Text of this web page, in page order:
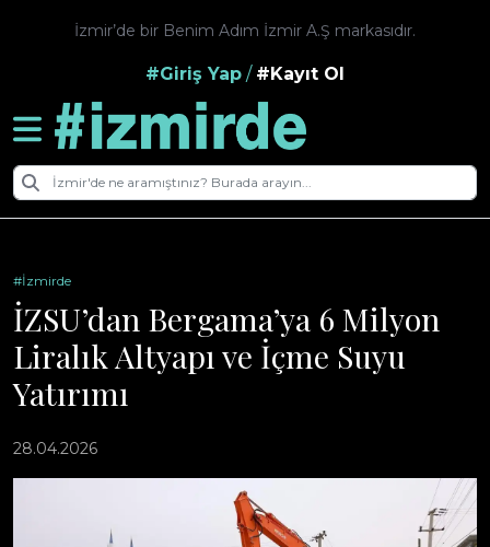
İzmir’de bir Benim Adım İzmir A.Ş markasıdır.
#Giriş Yap / #Kayıt Ol
#İzmirde
İZSU’dan Bergama’ya 6 Milyon
Liralık Altyapı ve İçme Suyu
Yatırımı
28.04.2026